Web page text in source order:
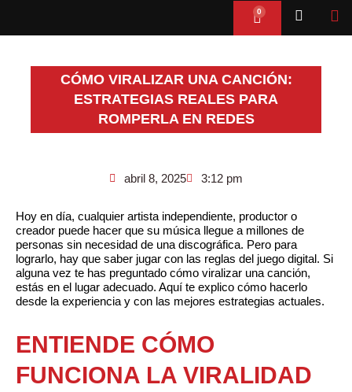
contenido
0
Cart
CÓMO VIRALIZAR UNA CANCIÓN:
ESTRATEGIAS REALES PARA
ROMPERLA EN REDES
abril 8, 2025 3:12 pm
Hoy en día, cualquier artista independiente, productor o
creador puede hacer que su música llegue a millones de
personas sin necesidad de una discográfica. Pero para
lograrlo, hay que saber jugar con las reglas del juego digital. Si
alguna vez te has preguntado cómo viralizar una canción,
estás en el lugar adecuado. Aquí te explico cómo hacerlo
desde la experiencia y con las mejores estrategias actuales.
ENTIENDE CÓMO
FUNCIONA LA VIRALIDAD